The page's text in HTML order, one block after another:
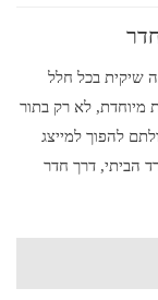
שיקית בכל חלל
מיוחדת, לא רק בתור
להפוך למייצג
הביתי, דרך חדר